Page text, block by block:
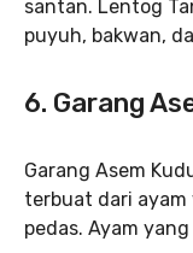
santan. Lentog
puyuh, bakwan,
6. Garang
Garang Asem
terbuat dari ayam
pedas. Ayam